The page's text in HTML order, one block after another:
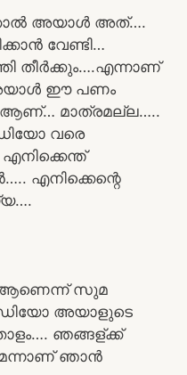
അയാൾ അത്….
വേണ്ടി…
തീർക്കും….എന്നാണ്
ഈ പണം
ആണ്… മാത്രമല്ല…..
വരെ
എനിക്കെന്റെ
ആണെന്ന് സുമ
അയാളുടെ
ഞങ്ങള്ക്ക്
ഞാൻ